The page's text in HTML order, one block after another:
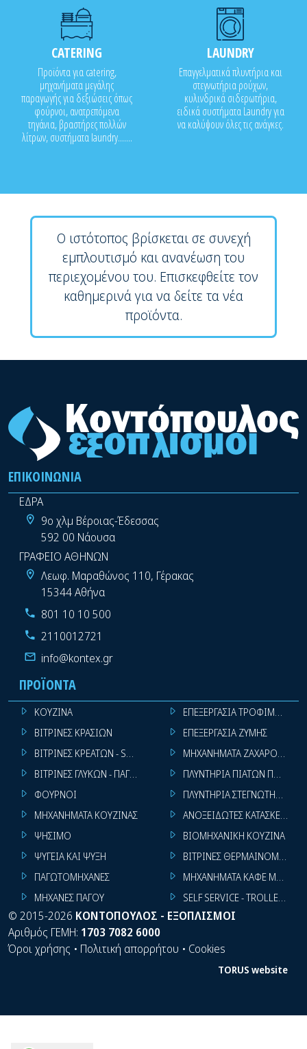
CATERING
Προϊόντα για catering,
μηχανήματα μεγάλης
παραγωγής για δεξιώσεις όπως
φούρνοι, ανατρεπόμενα
τηγάνια, βραστήρες πολλών
λίτρων, συστήματα laundry.......
LAUNDRY
Επαγγελματικά πλυντήρια και
στεγνωτήρια ρούχων,
κυλινδρικά σιδερωτήρια,
ειδικά συστήματα Laundry για
να καλύψουν όλες τις ανάγκες.
Ο ιστότοπος βρίσκεται σε συνεχή
εμπλουτισμό και ανανέωση του
περιεχομένου του. Επισκεφθείτε τον
καθημερινά για να δείτε τα νέα
προϊόντα.
ΕΠΙΚΟΙΝΩΝΊΑ
ΕΔΡΑ
9ο χλμ Βέροιας-Έδεσσας
592 00 Νάουσα
ΓΡΑΦΕΙΟ ΑΘΗΝΩΝ
Λεωφ. Μαραθώνος 110, Γέρακας
15344 Αθήνα
801 10 10 500
2110012721
info@kontex.gr
ΠΡΟΪΌΝΤΑ
ΚΟΥΖΙΝΑ
ΒΙΤΡΙΝΕΣ ΚΡΑΣΙΩΝ
ΒΙΤΡΙΝΕΣ ΚΡΕΑΤΩΝ - SUPER MARKET
ΒΙΤΡΙΝΕΣ ΓΛΥΚΩΝ - ΠΑΓΩΤΩΝ
ΦΟΥΡΝΟΙ
ΜΗΧΑΝΗΜΑΤΑ ΚΟΥΖΙΝΑΣ
ΨΗΣΙΜΟ
ΨΥΓΕΙΑ ΚΑΙ ΨΥΞΗ
ΠΑΓΩΤΟΜΗΧΑΝΕΣ
ΜΗΧΑΝΕΣ ΠΑΓΟΥ
ΕΠΕΞΕΡΓΑΣΙΑ ΤΡΟΦΙΜΩΝ
ΕΠΕΞΕΡΓΑΣΙΑ ΖΥΜΗΣ
ΜΗΧΑΝΗΜΑΤΑ
ΠΛΥΝΤΗΡΙΑ ΠΙΑΤΩΝ
ΠΛΥΝΤΗΡΙΑ ΣΤΕΓΝΩΤΗΡΙΑ
ΑΝΟΞΕΙΔΩΤΕΣ ΚΑΤΑΣΚΕΥΕΣ
ΒΙΟΜΗΧΑΝΙΚΗ ΚΟΥΖΙΝΑ
ΒΙΤΡΙΝΕΣ ΘΕΡΜΑΙΝΟΜΕΝΕΣ
ΜΗΧΑΝΗΜΑΤΑ ΚΑΦΕ ΜΠΑΡ
SELF SERVICE - TROLLEY -
© 2015-2026 ΚΟΝΤΟΠΟΥΛΟΣ - ΕΞΟΠΛΙΣΜΟΙ
Αριθμός ΓΕΜΗ: 1703 7082 6000
Όροι χρήσης • Πολιτική απορρήτου • Cookies
TORUS website